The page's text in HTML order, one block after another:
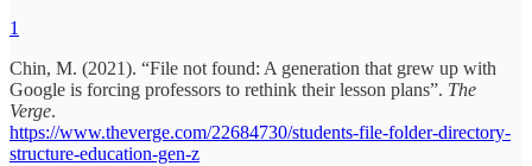
1
Chin, M. (2021). “File not found: A generation that grew up with
Google is forcing professors to rethink their lesson plans”. The
Verge.
https://www.theverge.com/22684730/students-file-folder-directory-
structure-education-gen-z